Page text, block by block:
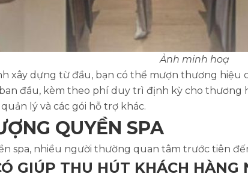
Ảnh minh hoạ
xây dựng từ đầu, bạn có thể mượn thương
đầu, kèm theo phí duy trì định kỳ cho thương
lý và các gói hỗ trợ khác.
QUYỀN SPA
spa, nhiều người thường quan tâm trước tiên
GIÚP THU HÚT KHÁCH HÀNG